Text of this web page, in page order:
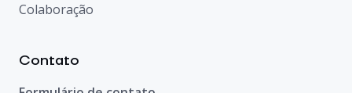
Colaboração
Contato